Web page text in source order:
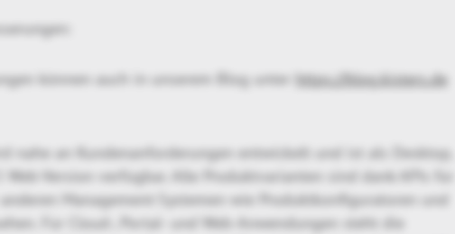
können auch in unserem Blog unter https://blog.kisters.de
nahe an Kundenanforderungen entwickelt und ist als Desktop,
Web-Version verfügbar. Alle Produktvarianten sind dank APIs für
anderen Management-Systemen wie Produktkonfiguratoren und
Für Cloud-, Portal- und Web-Anwendungen steht die